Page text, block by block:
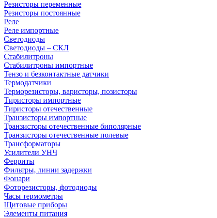
Резисторы переменные
Резисторы постоянные
Реле
Реле импортные
Светодиоды
Светодиоды – СКЛ
Стабилитроны
Стабилитроны импортные
Тензо и безконтактные датчики
Термодатчики
Терморезисторы, варисторы, позисторы
Тиристоры импортные
Тиристоры отечественные
Транзисторы импортные
Транзисторы отечественные биполярные
Транзисторы отечественные полевые
Трансформаторы
Усилители УНЧ
Ферриты
Фильтры, линии задержки
Фонари
Фоторезисторы, фотодиоды
Часы термометры
Щитовые приборы
Элементы питания